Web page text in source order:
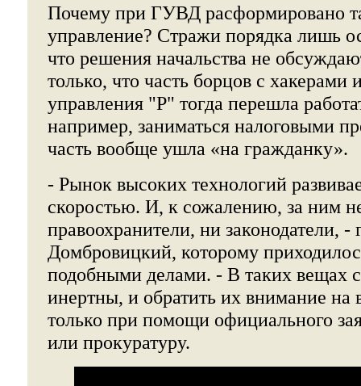
Почему при ГУВД расформировано
управление? Стражи порядка лишь
что решения начальства не
только, что часть борцов с хакерами
управления "Р" тогда перешла
например, заниматься налоговыми
часть вообще ушла «на гражданку».
- Рынок высоких технологий
скоростью. И, к сожалению, за ним
правоохранители, ни законодатели, -
Домбровицкий, которому
подобными делами. - В таких вещах
инертны, и обратить их внимание
только при помощи официального
или прокуратуру.